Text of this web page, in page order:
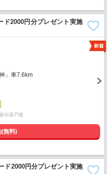
ド2000円分プレゼント実施
」車7.6km
分譲戸建
(無料)
ド2000円分プレゼント実施